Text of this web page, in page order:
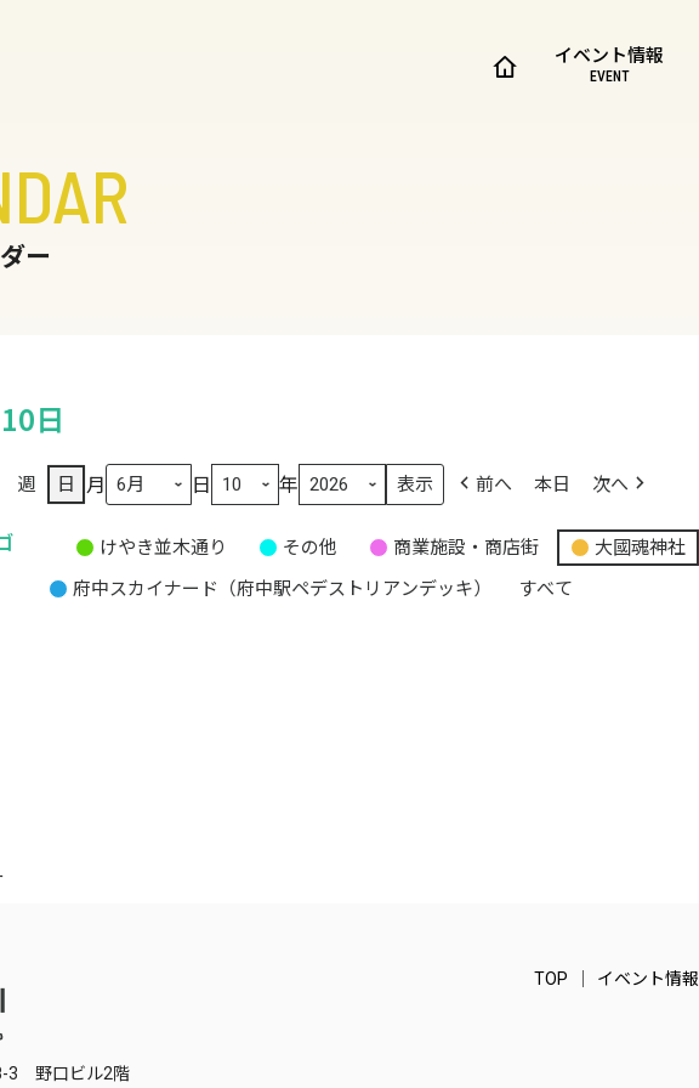
イベント情報
EVENT
ー
日
週 日 月 日 年 前へ 本日 次へ
題
けやき並木通り その他 商業施設・商店街
大國魂神社
府中スカイナード（府中駅ペデストリアンデッキ）
すべて
3 野口ビル2階
TOP イベント情報